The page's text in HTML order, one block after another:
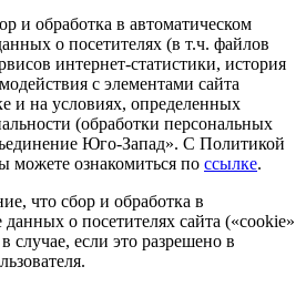
и обработка в автоматическом
о посетителях (в т.ч. файлов
интернет-статистики, история
с элементами сайта
и на условиях, определенных
(обработки персональных
Юго-Запад». С Политикой
можете ознакомиться по ссылке.
что сбор и обработка в
о посетителях сайта («cookie»
случае, если это разрешено в